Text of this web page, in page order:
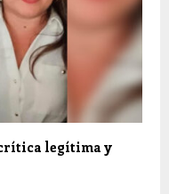
legítima y